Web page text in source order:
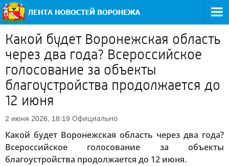
Какой будет Воронежская область
через два года? Всероссийское
голосование за объекты
благоустройства продолжается до
12 июня
2 июня 2026, 18:19 Официально
Какой будет Воронежская область через два года?
Всероссийское голосование за объекты
благоустройства продолжается до 12 июня.